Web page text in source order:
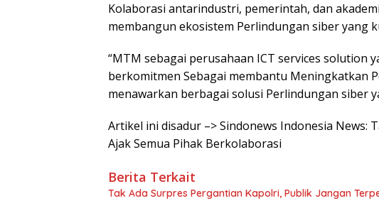
Kolaborasi antarindustri, pemerintah, dan
membangun ekosistem Perlindungan siber yang
“MTM sebagai perusahaan ICT services solution
berkomitmen Sebagai membantu Meningkatkan
menawarkan berbagai solusi Perlindungan siber
Artikel ini disadur –> Sindonews Indonesia News:
Ajak Semua Pihak Berkolaborasi
Berita Terkait
Tak Ada Surpres Pergantian Kapolri, Publik Jangan